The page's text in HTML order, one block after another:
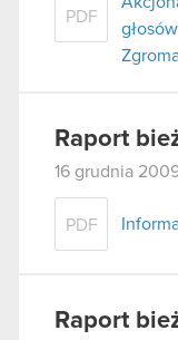
PDF
Raport
16 grudnia
PDF
Raport